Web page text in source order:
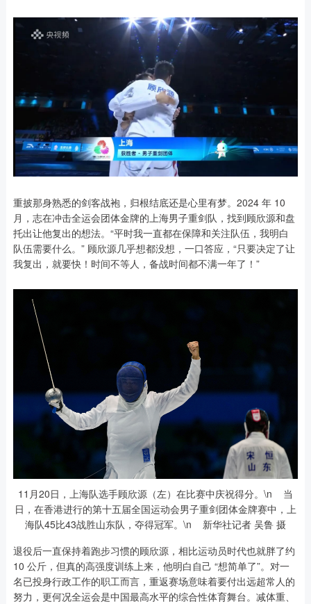
重披那身熟悉的剑客战袍，归根结底还是心里有梦。2024 年 10
月，志在冲击全运会团体金牌的上海男子重剑队，找到顾欣源和盘
托出让他复出的想法。“平时我一直都在保障和关注队伍，我明白
队伍需要什么。” 顾欣源几乎想都没想，一口答应，“只要决定了让
我复出，就要快！时间不等人，备战时间都不满一年了！”
11月20日，上海队选手顾欣源（左）在比赛中庆祝得分。\n 当
日，在香港进行的第十五届全国运动会男子重剑团体金牌赛中，上
海队45比43战胜山东队，夺得冠军。\n 新华社记者 吴鲁 摄
退役后一直保持着跑步习惯的顾欣源，相比运动员时代也就胖了约
10 公斤，但真的高强度训练上来，他明白自己 “想简单了”。对一
名已投身行政工作的职工而言，重返赛场意味着要付出远超常人的
努力，更何况全运会是中国最高水平的综合性体育舞台。减体重、